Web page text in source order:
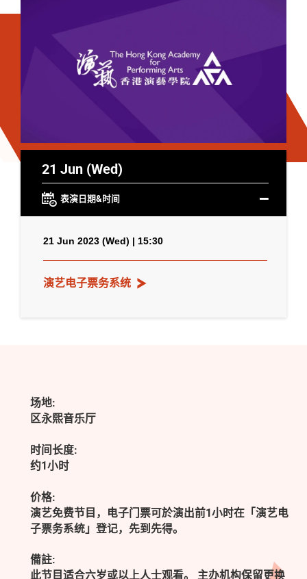
21 Jun (Wed)
表演日期&时间
21 Jun 2023 (Wed) | 15:30
演艺电子票务系统
场地:
区永熙音乐厅
时间长度:
约1小时
价格:
演艺免费节目，电子门票可於演出前1小时在「演艺电
子票务系统」登记，先到先得。
備註:
此节目适合六岁或以上人士观看。 主办机构保留更换